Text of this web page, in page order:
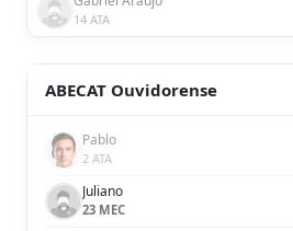
14 ATA
ABECAT Ouvidorense
Pablo
2 ATA
Juliano
23 MEC